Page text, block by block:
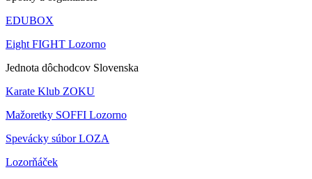
EDUBOX
Eight FIGHT Lozorno
Jednota dôchodcov Slovenska
Karate Klub ZOKU
Mažoretky SOFFI Lozorno
Spevácky súbor LOZA
Lozorňáček